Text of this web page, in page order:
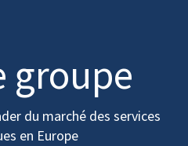
groupe
du marché des services
en Europe